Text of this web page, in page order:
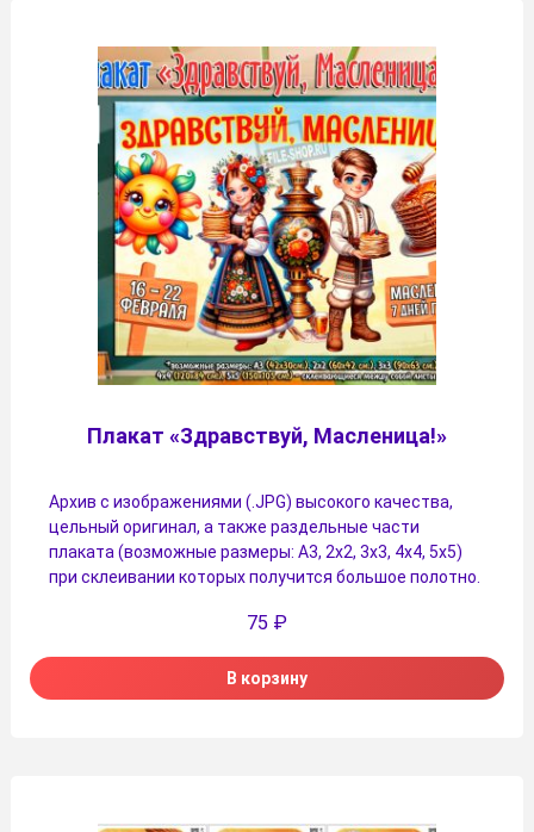
Плакат «Здравствуй, Масленица!»
Архив с изображениями (.JPG) высокого качества,
цельный оригинал, а также раздельные части
плаката (возможные размеры: А3, 2х2, 3х3, 4х4, 5х5)
при склеивании которых получится большое полотно.
75 ₽
В корзину